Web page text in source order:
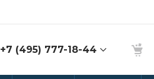
+7 (495) 777-18-44